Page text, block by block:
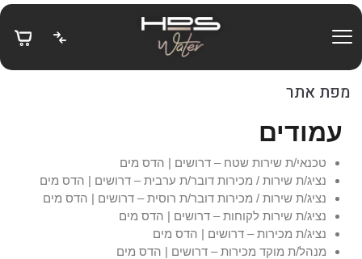
Skip to Content
מפת אתר
עמודים
טכנאי/ת שירות שטח – דרושים | הדס מים
נציג/ת שירות / מכירות דובר/ת ערבית – דרושים | הדס מים
נציג/ת שירות / מכירות דובר/ת רוסית – דרושים | הדס מים
נציג/ת שירות לקוחות – דרושים | הדס מים
נציג/ת מכירות – דרושים | הדס מים
מנהל/ת מוקד מכירות – דרושים | הדס מים
בחזרה למעלה